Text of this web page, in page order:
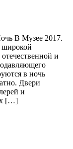
В Музее 2017.
широкой
и
в ночь
Двери
и
[…]